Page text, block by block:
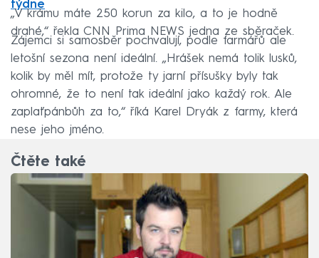
týdne
„V krámu máte 250 korun za kilo, a to je hodně
drahé,“ řekla CNN Prima NEWS jedna ze sběraček.
Zájemci si samosběr pochvalují, podle farmářů ale
letošní sezona není ideální. „Hrášek nemá tolik lusků,
kolik by měl mít, protože ty jarní přísušky byly tak
ohromné, že to není tak ideální jako každý rok. Ale
zaplaťpánbůh za to,“ říká Karel Dryák z farmy, která
nese jeho jméno.
Čtěte také